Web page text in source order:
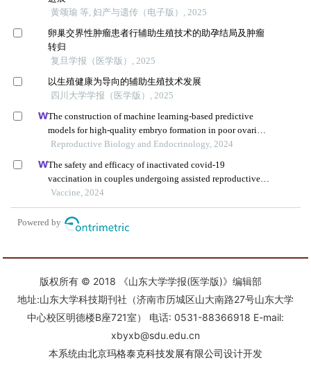
版权所有 © 2018 《山东大学学报(医学版)》编辑部
地址:山东大学科技期刊社（济南市历城区山大南路27号山东大学
中心校区明德楼B座721室） 电话: 0531-88366918 E-mail:
xbyxb@sdu.edu.cn
本系统由北京玛格泰克科技发展有限公司设计开发